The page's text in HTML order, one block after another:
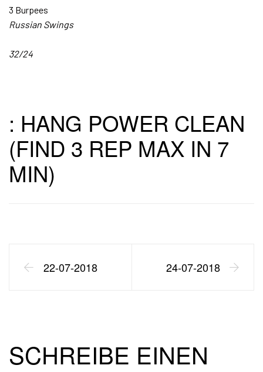
3 Burpees
Russian Swings
32/24
: HANG POWER CLEAN
(FIND 3 REP MAX IN 7
MIN)
22-07-2018 24-07-2018
SCHREIBE EINEN